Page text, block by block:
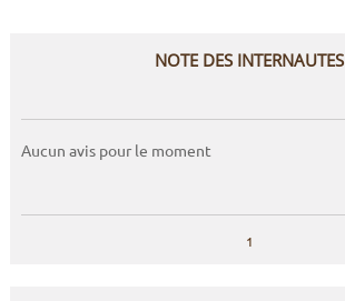
NOTE DES INTERNAUTES
Aucun avis pour le moment
1